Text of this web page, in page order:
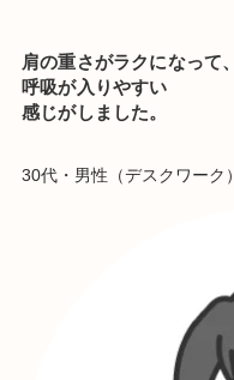
肩の重さがラクになって、
呼吸が入りやすい
感じがしました。
30代・男性（デスクワーク）